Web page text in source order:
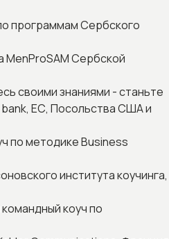
программам Сербского
Сербской
своими знаниями - станьте
ЕС, Посольства США и
по методике Business
института коучинга,
коуч по